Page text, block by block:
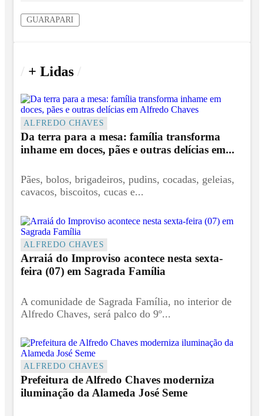
GUARAPARI
+ Lidas
ALFREDO CHAVES
Da terra para a mesa: família transforma
inhame em doces, pães e outras delícias em...
Pães, bolos, brigadeiros, pudins, cocadas, geleias,
cavacos, biscoitos, cucas e...
ALFREDO CHAVES
Arraiá do Improviso acontece nesta sexta-
feira (07) em Sagrada Família
A comunidade de Sagrada Família, no interior de
Alfredo Chaves, será palco do 9º...
ALFREDO CHAVES
Prefeitura de Alfredo Chaves moderniza
iluminação da Alameda José Seme